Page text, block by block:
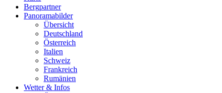
Bergpartner
Panoramabilder
Übersicht
Deutschland
Österreich
Italien
Schweiz
Frankreich
Rumänien
Wetter & Infos